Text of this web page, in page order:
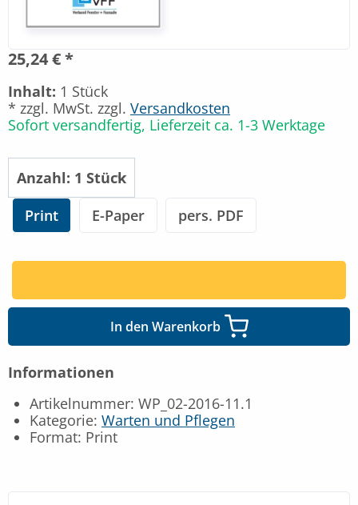
25,24 € *
Inhalt: 1 Stück
* zzgl. MwSt. zzgl. Versandkosten
Sofort versandfertig, Lieferzeit ca. 1-3 Werktage
Print E-Paper pers. PDF
In den Warenkorb
Informationen
Artikelnummer: WP_02-2016-11.1
Kategorie: Warten und Pflegen
Format: Print